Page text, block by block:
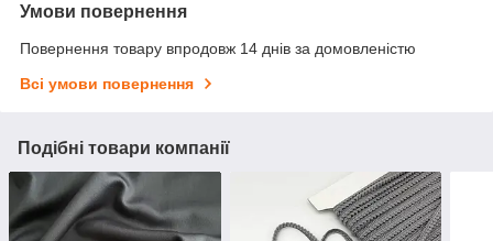
Умови повернення
Повернення товару впродовж 14 днів за домовленістю
Всі умови повернення
Подібні товари компанії